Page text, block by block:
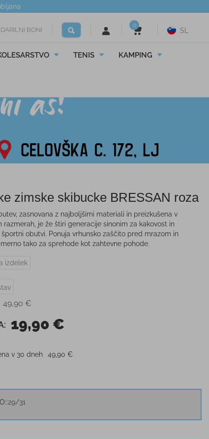
DARILNI BONI
0
SL
TENIS KAMPING
zimske skibucke BRESSAN roza
zasnovana z najboljšimi materiali in preizkušena v
razmerah, je že štiri generacije sinonim za kakovost in
športni obutvi. Ponuja vrhunsko zaščito pred mrazom in
tako za sprehode kot zahtevne pohode.
izdelek
49,90 €
19,90 €
v 30 dneh 49,90 €
29/31